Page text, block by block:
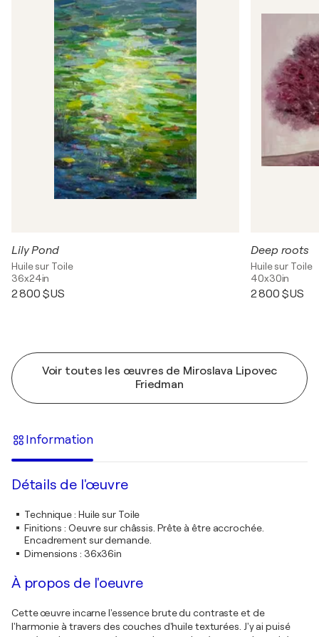
Lily Pond
Huile sur Toile
36x24in
2 800 $US
Deep roots
Huile sur Toile
40x30in
2 800 $US
Voir toutes les œuvres de Miroslava Lipovec
Friedman
Information
Détails de l'œuvre
Technique: Huile sur Toile
Finitions : Oeuvre sur châssis. Prête à être accrochée.
Encadrement sur demande.
Dimensions : 36x36in
À propos de l'oeuvre
Cette œuvre incarne l'essence brute du contraste et de
l'harmonie à travers des couches d'huile texturées. J'y ai puisé